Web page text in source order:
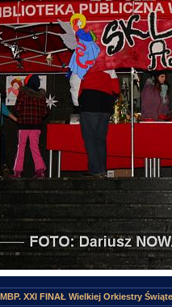
XXI FINAŁ Wielkiej Orkiestry